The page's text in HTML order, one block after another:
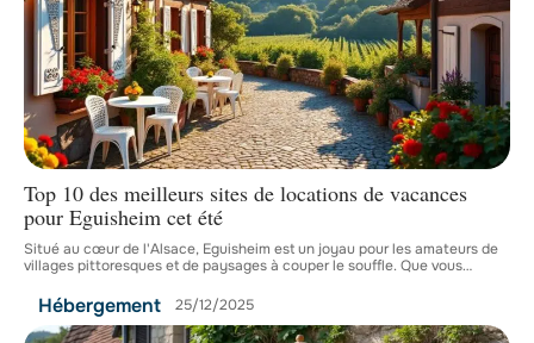
Top 10 des meilleurs sites de locations de vacances
pour Eguisheim cet été
Situé au cœur de l'Alsace, Eguisheim est un joyau pour les amateurs de
villages pittoresques et de paysages à couper le souffle. Que vous…
Hébergement 25/12/2025